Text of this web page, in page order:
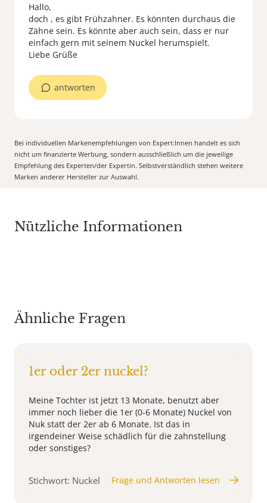
Hallo,
doch , es gibt Frühzahner. Es könnten durchaus die
Zähne sein. Es könnte aber auch sein, dass er nur
einfach gern mit seinem Nuckel herumspielt.
Liebe Grüße
antworten
Bei individuellen Markenempfehlungen von Expert:Innen handelt es sich
nicht um finanzierte Werbung, sondern ausschließlich um die jeweilige
Empfehlung des Experten/der Expertin. Selbstverständlich stehen weitere
Marken anderer Hersteller zur Auswahl.
Nützliche Informationen
Ähnliche Fragen
1er oder 2er nuckel?
Meine Tochter ist jetzt 13 Monate, benutzt aber
immer noch lieber die 1er (0-6 Monate) Nuckel von
Nuk statt der 2er ab 6 Monate. Ist das in
irgendeiner Weise schädlich für die zahnstellung
oder sonstiges?
Stichwort: Nuckel Frage und Antworten lesen